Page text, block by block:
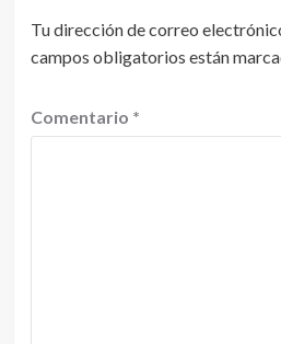
Tu dirección de correo
campos obligatorios están
Comentario *